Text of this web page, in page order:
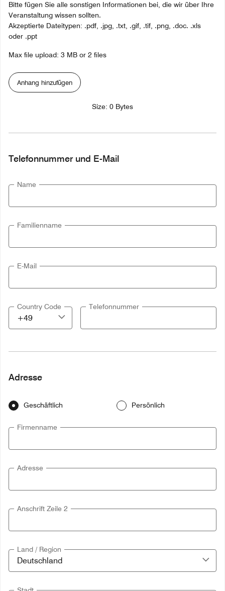
Bitte fügen Sie alle sonstigen Informationen bei, die wir über Ihre
Veranstaltung wissen sollten.
Akzeptierte Dateitypen: .pdf, .jpg, .txt, .gif, .tif, .png, .doc. .xls
oder .ppt
Max file upload: 3 MB or 2 files
Anhang hinzufügen
Size: 0 Bytes
Telefonnummer und E-Mail
Name
Familienname
E-Mail
Country Code Telefonnummer
Adresse
Geschäftlich Persönlich
Firmenname
Adresse
Anschrift Zeile 2
Land / Region